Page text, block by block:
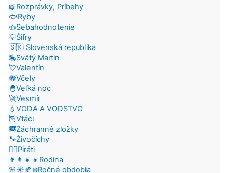
📖Rozprávky, Príbehy
🐟Ryby
👍Sebahodnotenie
💡Šifry
🇸🇰 Slovenská republika
🎠Svätý Martin
💘Valentín
🐝Včely
🐣Veľká noc
🚀Vesmír
💧VODA A VODSTVO
🦉Vtáci
🚒Záchranné zložky
🐾Živočíchy
🏴‍☠️Piráti
👨‍👩‍👧‍👦Rodina
🌸☀️🍂❄️Ročné obdobia